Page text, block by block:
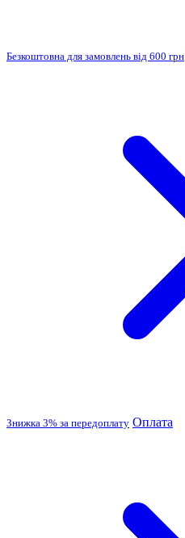
Безкоштовна для замовлень від 600 грн
Знижка 3% за передоплату Оплата